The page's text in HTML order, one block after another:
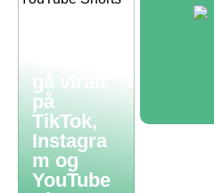
gå viralt
på
TikTok,
Instagra
m og
YouTube